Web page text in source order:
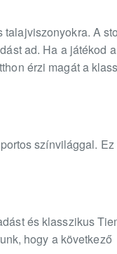
talajviszonyokra. A
ad. Ha a játékod
érzi magát a
színvilággal. Ez
és klasszikus
hogy a következő